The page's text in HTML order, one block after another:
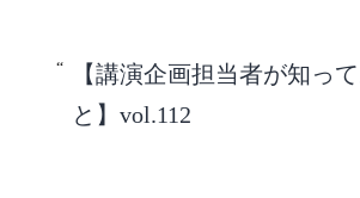
【講演企画担当者が知っ
と】vol.112